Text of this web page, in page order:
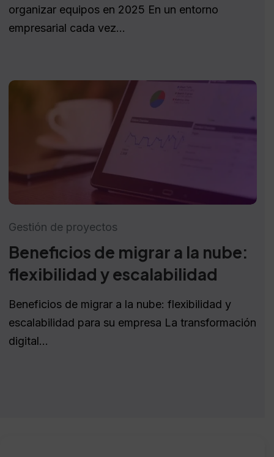
organizar equipos en 2025 En un entorno
empresarial cada vez...
Gestión de proyectos
Beneficios de migrar a la nube:
flexibilidad y escalabilidad
Beneficios de migrar a la nube: flexibilidad y
escalabilidad para su empresa La transformación
digital...